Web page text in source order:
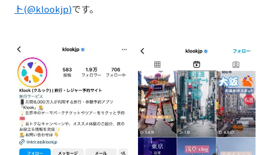
ト(@klookjp)です。